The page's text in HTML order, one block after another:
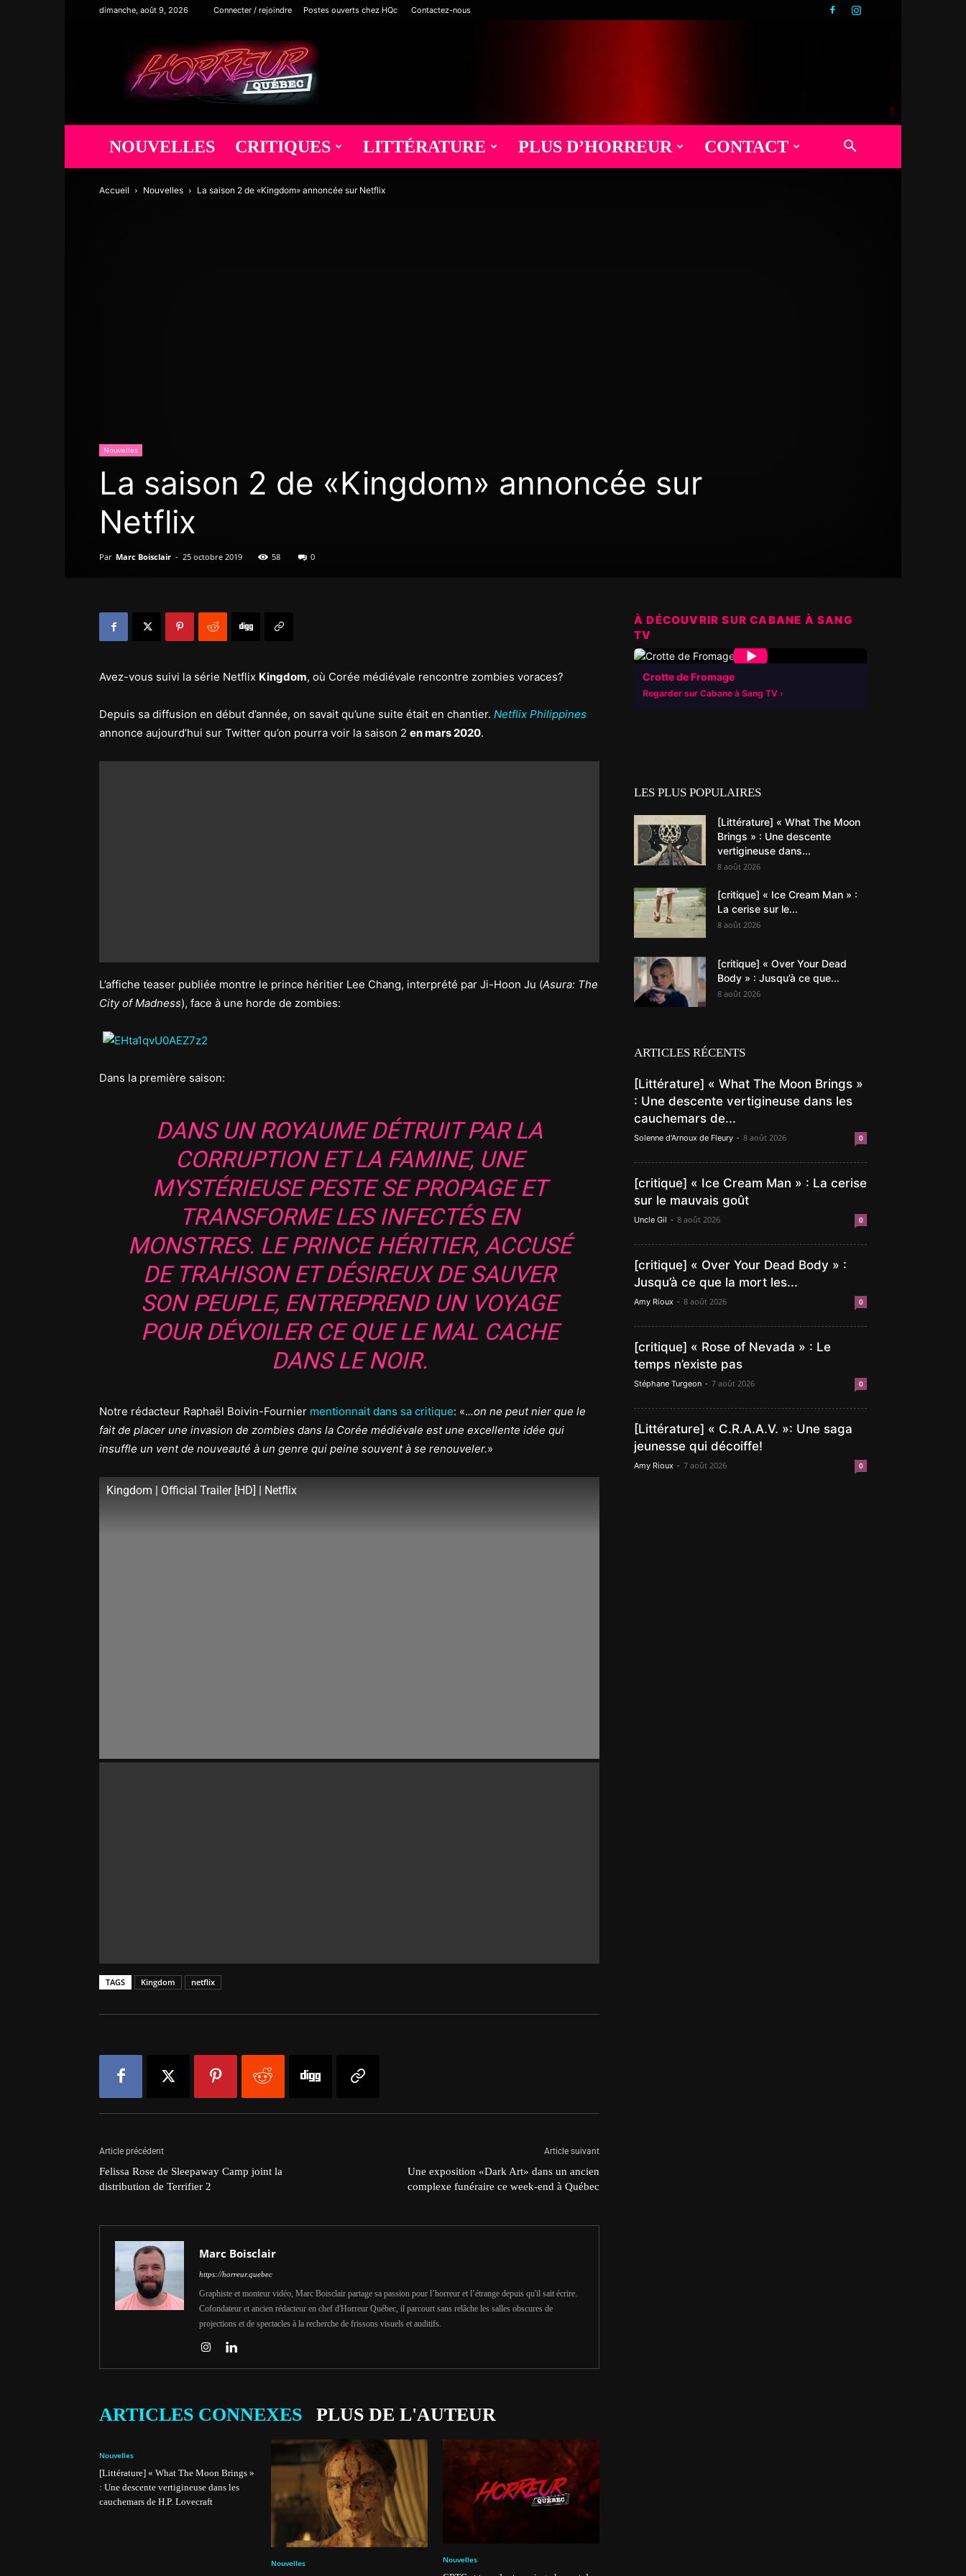
dimanche, août 9, 2026 Connecter / rejoindre Postes ouverts chez HQc Contactez-nous
Horreur
Québec
NOUVELLES CRITIQUES LITTÉRATURE PLUS D’HORREUR CONTACT
Accueil Nouvelles La saison 2 de «Kingdom» annoncée sur Netflix
Nouvelles
La saison 2 de «Kingdom» annoncée sur
Netflix
Par Marc Boisclair - 25 octobre 2019 58 0
Avez-vous suivi la série Netflix Kingdom, où Corée médiévale rencontre zombies voraces?
Depuis sa diffusion en début d’année, on savait qu’une suite était en chantier. Netflix Philippines
annonce aujourd’hui sur Twitter qu’on pourra voir la saison 2 en mars 2020.
L’affiche teaser publiée montre le prince héritier Lee Chang, interprété par Ji-Hoon Ju (Asura: The
City of Madness), face à une horde de zombies:
Dans la première saison:
DANS UN ROYAUME DÉTRUIT PAR LA
CORRUPTION ET LA FAMINE, UNE
MYSTÉRIEUSE PESTE SE PROPAGE ET
TRANSFORME LES INFECTÉS EN
MONSTRES. LE PRINCE HÉRITIER, ACCUSÉ
DE TRAHISON ET DÉSIREUX DE SAUVER
SON PEUPLE, ENTREPREND UN VOYAGE
POUR DÉVOILER CE QUE LE MAL CACHE
DANS LE NOIR.
Notre rédacteur Raphaël Boivin-Fournier mentionnait dans sa critique: «...on ne peut nier que le
fait de placer une invasion de zombies dans la Corée médiévale est une excellente idée qui
insuffle un vent de nouveauté à un genre qui peine souvent à se renouveler.»
Kingdom | Official Trailer [HD] | Netflix
TAGS Kingdom netflix
Article précédent
Felissa Rose de Sleepaway Camp joint la
distribution de Terrifier 2
Article suivant
Une exposition «Dark Art» dans un ancien
complexe funéraire ce week-end à Québec
Marc Boisclair
https://horreur.quebec
Graphiste et monteur vidéo, Marc Boisclair partage sa passion pour l’horreur et l’étrange depuis qu'il sait écrire.
Cofondateur et ancien rédacteur en chef d'Horreur Québec, il parcourt sans relâche les salles obscures de
projections et de spectacles à la recherche de frissons visuels et auditifs.
ARTICLES CONNEXES PLUS DE L'AUTEUR
Nouvelles
[Littérature] « What The Moon Brings »
: Une descente vertigineuse dans les
cauchemars de H.P. Lovecraft
Nouvelles Nouvelles
À DÉCOUVRIR SUR CABANE À SANG
TV
▶
Crotte de Fromage
Regarder sur Cabane à Sang TV
LES PLUS POPULAIRES
[Littérature] « What The Moon
Brings » : Une descente
vertigineuse dans...
8 août 2026
[critique] « Ice Cream Man » :
La cerise sur le...
8 août 2026
[critique] « Over Your Dead
Body » : Jusqu’à ce que...
8 août 2026
ARTICLES RÉCENTS
[Littérature] « What The Moon Brings »
: Une descente vertigineuse dans les
cauchemars de...
Solenne d'Arnoux de Fleury - 8 août 2026 0
[critique] « Ice Cream Man » : La cerise
sur le mauvais goût
Uncle Gil - 8 août 2026 0
[critique] « Over Your Dead Body » :
Jusqu’à ce que la mort les...
Amy Rioux - 8 août 2026 0
[critique] « Rose of Nevada » : Le
temps n’existe pas
Stéphane Turgeon - 7 août 2026 0
[Littérature] « C.R.A.A.V. »: Une saga
jeunesse qui décoiffe!
Amy Rioux - 7 août 2026 0